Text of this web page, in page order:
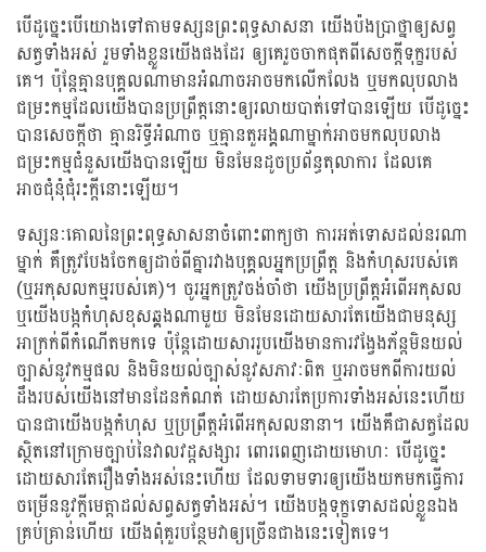
បើដូច្នេះបើយោងទៅតាមទស្សនព្រះពុទ្ធសាសនា យើងប៉ងប្រាថ្នាឲ្យសព្វ
សត្វទាំងអស់ រួមទាំងខ្លួនយើងផងដែរ ឲ្យគេរួចចាកផុតពីសេចក្តីទុក្ខរបស់
គេ។ ប៉ុន្តែគ្មានបុគ្គលណាមានអំណាចអាចមកលើកលែង ឬមកលុបលាង
ជម្រះកម្មដែលយើងបានប្រព្រឹត្តនោះឲ្យរលាយបាត់ទៅបានឡើយ បើដូច្នេះ
បានសេចក្តីថា គ្មានរិទ្ធីអំណាច ឬគ្មានតួអង្គណាម្នាក់អាចមកលុបលាង
ជម្រះកម្មជំនួសយើងបានឡើយ មិនមែនដូចប្រព័ន្ធតុលាការ ដែលគេ
អាចជុំនុំជុំរះក្តីនោះឡើយ។
ទស្សនៈគោលនៃព្រះពុទ្ធសាសនាចំពោះពាក្យថា ការអត់ទោសដល់នរណា
ម្នាក់ គឺត្រូវបែងចែកឲ្យដាច់ពីគ្នារវាងបុគ្គលអ្នកប្រព្រឹត្ត និងកំហុសរបស់គេ
(ឬអកុសលកម្មរបស់គេ)។ ចូរអ្នកត្រូវចង់ចាំថា យើងប្រព្រឹត្តអំពើអកុសល
ឬយើងបង្កកំហុសខុសឆ្គងណាមួយ មិនមែនដោយសារតែយើងជាមនុស្ស
អាក្រក់ពីកំណើតមកទេ ប៉ុន្តែដោយសាររូបយើងមានការវង្វែងភ័ន្តមិនយល់
ច្បាស់នូវកម្មផល និងមិនយល់ច្បាស់នូវសភាវៈពិត ឬអាចមកពីការយល់
ដឹងរបស់យើងនៅមានដែនកំណត់ ដោយសារតែប្រការទាំងអស់នេះហើយ
បានជាយើងបង្កកំហុស ឬប្រព្រឹត្តអំពើអកុសលនានា។ យើងគឺជាសត្វដែល
ស្ថិតនៅក្រោមច្បាប់នៃវាលវដ្តសង្សារ ពោរពេញដោយមោហៈ បើដូច្នេះ
ដោយសារតែរឿងទាំងអស់នេះហើយ ដែលទាមទារឲ្យយើងយកមកធ្វើការ
ចម្រើននូវក្តីមេត្តាដល់សព្វសត្វទាំងអស់។ យើងបង្កទុក្ខទោសដល់ខ្លួនឯង
គ្រប់គ្រាន់ហើយ យើងពុំគួរបន្ថែមវាឲ្យច្រើនជាងនេះទៀតទេ។